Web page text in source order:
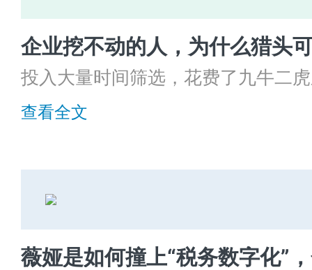
企业挖不动的人，为什么猎头
投入大量时间筛选，花费了九牛二
候选人对该职位丝毫不感兴趣，究
查看全文